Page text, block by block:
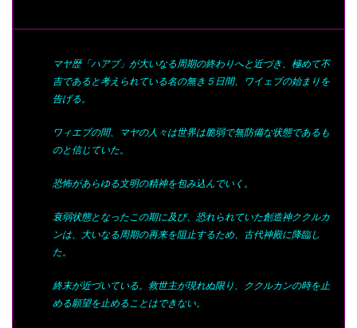
マヤ歴「ハアブ」が大いなる周期の終わりへと近づき、極めて不
吉であると考えられている名の無き５日間、ワイェブの始まりを
告げる。
ワィエブの間、マヤの人々は世界は脆弱で無防備な状態であるも
のと信じていた。
恐怖があらゆる文明の精神を包み込んでいく。
衰弱状態となったこの期に及び、恐れられていた創造神ククルカ
ンは、大いなる周期の再来を阻止するため、古代神殿に降臨し
た。
終末が近づいている。救世主が現れぬ限り、ククルカンの時を止
める願望を止めることはできない。